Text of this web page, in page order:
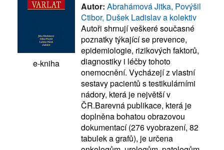
e-kniha
Autor: Abrahámová Jitka, Povýšil
Ctibor, Dušek Ladislav a kolektiv
Autoři shrnují veškeré současné
poznatky týkající se prevence,
epidemiologie, rizikových faktorů,
diagnostiky i léčby tohoto
onemocnění. Vycházejí z vlastní
sestavy pacientů s testikulárními
nádory, která je největší v
ČR.Barevná publikace, která je
doplněna bohatou obrazovou
dokumentací (276 vyobrazení, 82
tabulek a grafů), je určena